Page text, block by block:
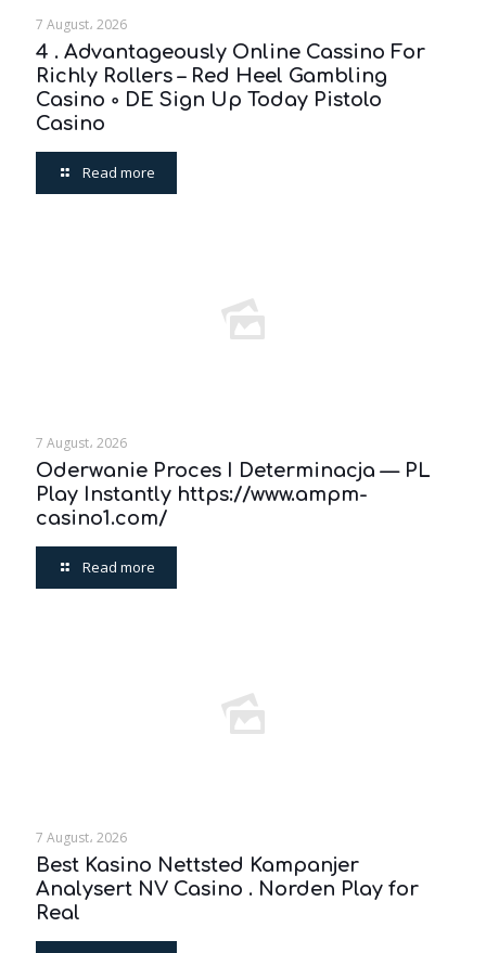
7 August، 2026
4 . Advantageously Online Cassino For
Richly Rollers – Red Heel Gambling
Casino ◦ DE Sign Up Today Pistolo
Casino
Read more
7 August، 2026
Oderwanie Proces I Determinacja — PL
Play Instantly https://www.ampm-
casino1.com/
Read more
7 August، 2026
Best Kasino Nettsted Kampanjer
Analysert NV Casino . Norden Play for
Real